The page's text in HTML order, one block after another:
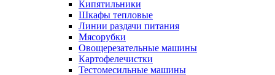
Кипятильники
Шкафы тепловые
Линии раздачи питания
Мясорубки
Овощерезательные машины
Картофелечистки
Тестомесильные машины